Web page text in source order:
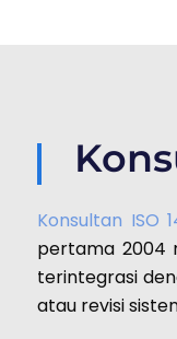
Konsultan ISO
pertama 2004
terintegrasi
atau revisi